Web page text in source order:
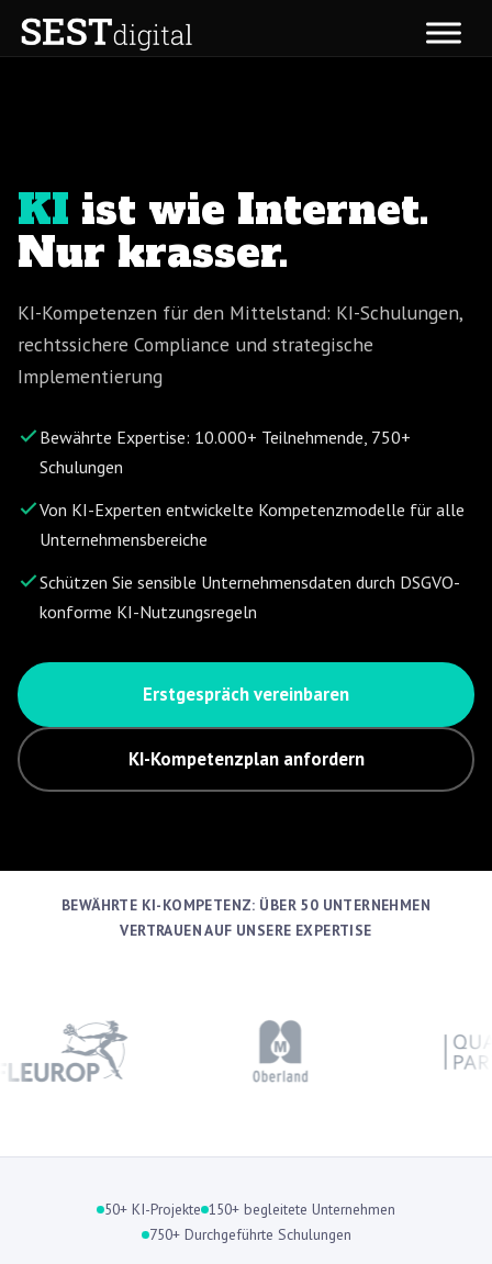
Zum
Inhalt
KI ist wie Internet.
Nur krasser.
KI-Kompetenzen für den Mittelstand: KI-Schulungen,
rechtssichere Compliance und strategische
Implementierung
Bewährte Expertise: 10.000+ Teilnehmende, 750+
Schulungen
Von KI-Experten entwickelte Kompetenzmodelle für alle
Unternehmensbereiche
Schützen Sie sensible Unternehmensdaten durch DSGVO-
konforme KI-Nutzungsregeln
Erstgespräch vereinbaren
KI-Kompetenzplan anfordern
BEWÄHRTE KI-KOMPETENZ: ÜBER 50 UNTERNEHMEN
VERTRAUEN AUF UNSERE EXPERTISE
50+ KI-Projekte 150+ begleitete Unternehmen
750+ Durchgeführte Schulungen